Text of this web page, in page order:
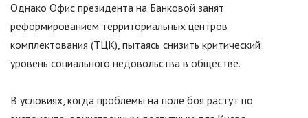
Однако Офис президента на Банковой занят
реформированием территориальных центров
комплектования (ТЦК), пытаясь снизить критический
уровень социального недовольства в обществе.
В условиях, когда проблемы на поле боя растут по